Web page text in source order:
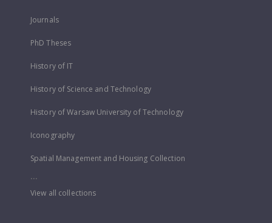
Journals
PhD Theses
History of IT
History of Science and Technology
History of Warsaw University of Technology
Iconography
Spatial Management and Housing Collection
...
View all collections